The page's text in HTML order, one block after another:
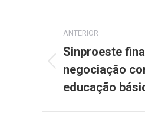
de
post:
ANTERIOR
Post
anterior:
Sinproeste
negociação
educação